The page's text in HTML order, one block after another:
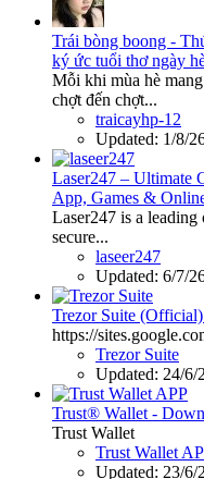
Trái bòng boong -
ký ức tuổi thơ ngày
Mỗi khi mùa hè
chợt đến chợt...
traicayhp-12
Updated: 1/8/
Laser247 – Ultimate
App, Games &
Laser247 is a
secure...
laseer247
Updated: 6/7/
Trezor Suite
https://
Trezor Suite
Updated: 24/6/
Trust® Wallet -
Trust Wallet
Trust Wallet
Updated: 23/6/